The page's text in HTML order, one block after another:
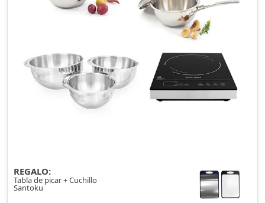
REGALO:
Tabla de picar + Cuchillo
Santoku